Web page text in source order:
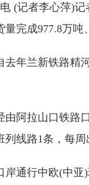
记者李心萍)记
完成977.8万吨
兰新铁路精河
拉山口铁路口
线路1条，每
行中欧(中亚)